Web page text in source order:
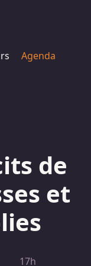
Agenda
de
et
17h